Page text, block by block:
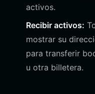
activos.
Recibir activos:
mostrar su
para transferir
u otra billetera.